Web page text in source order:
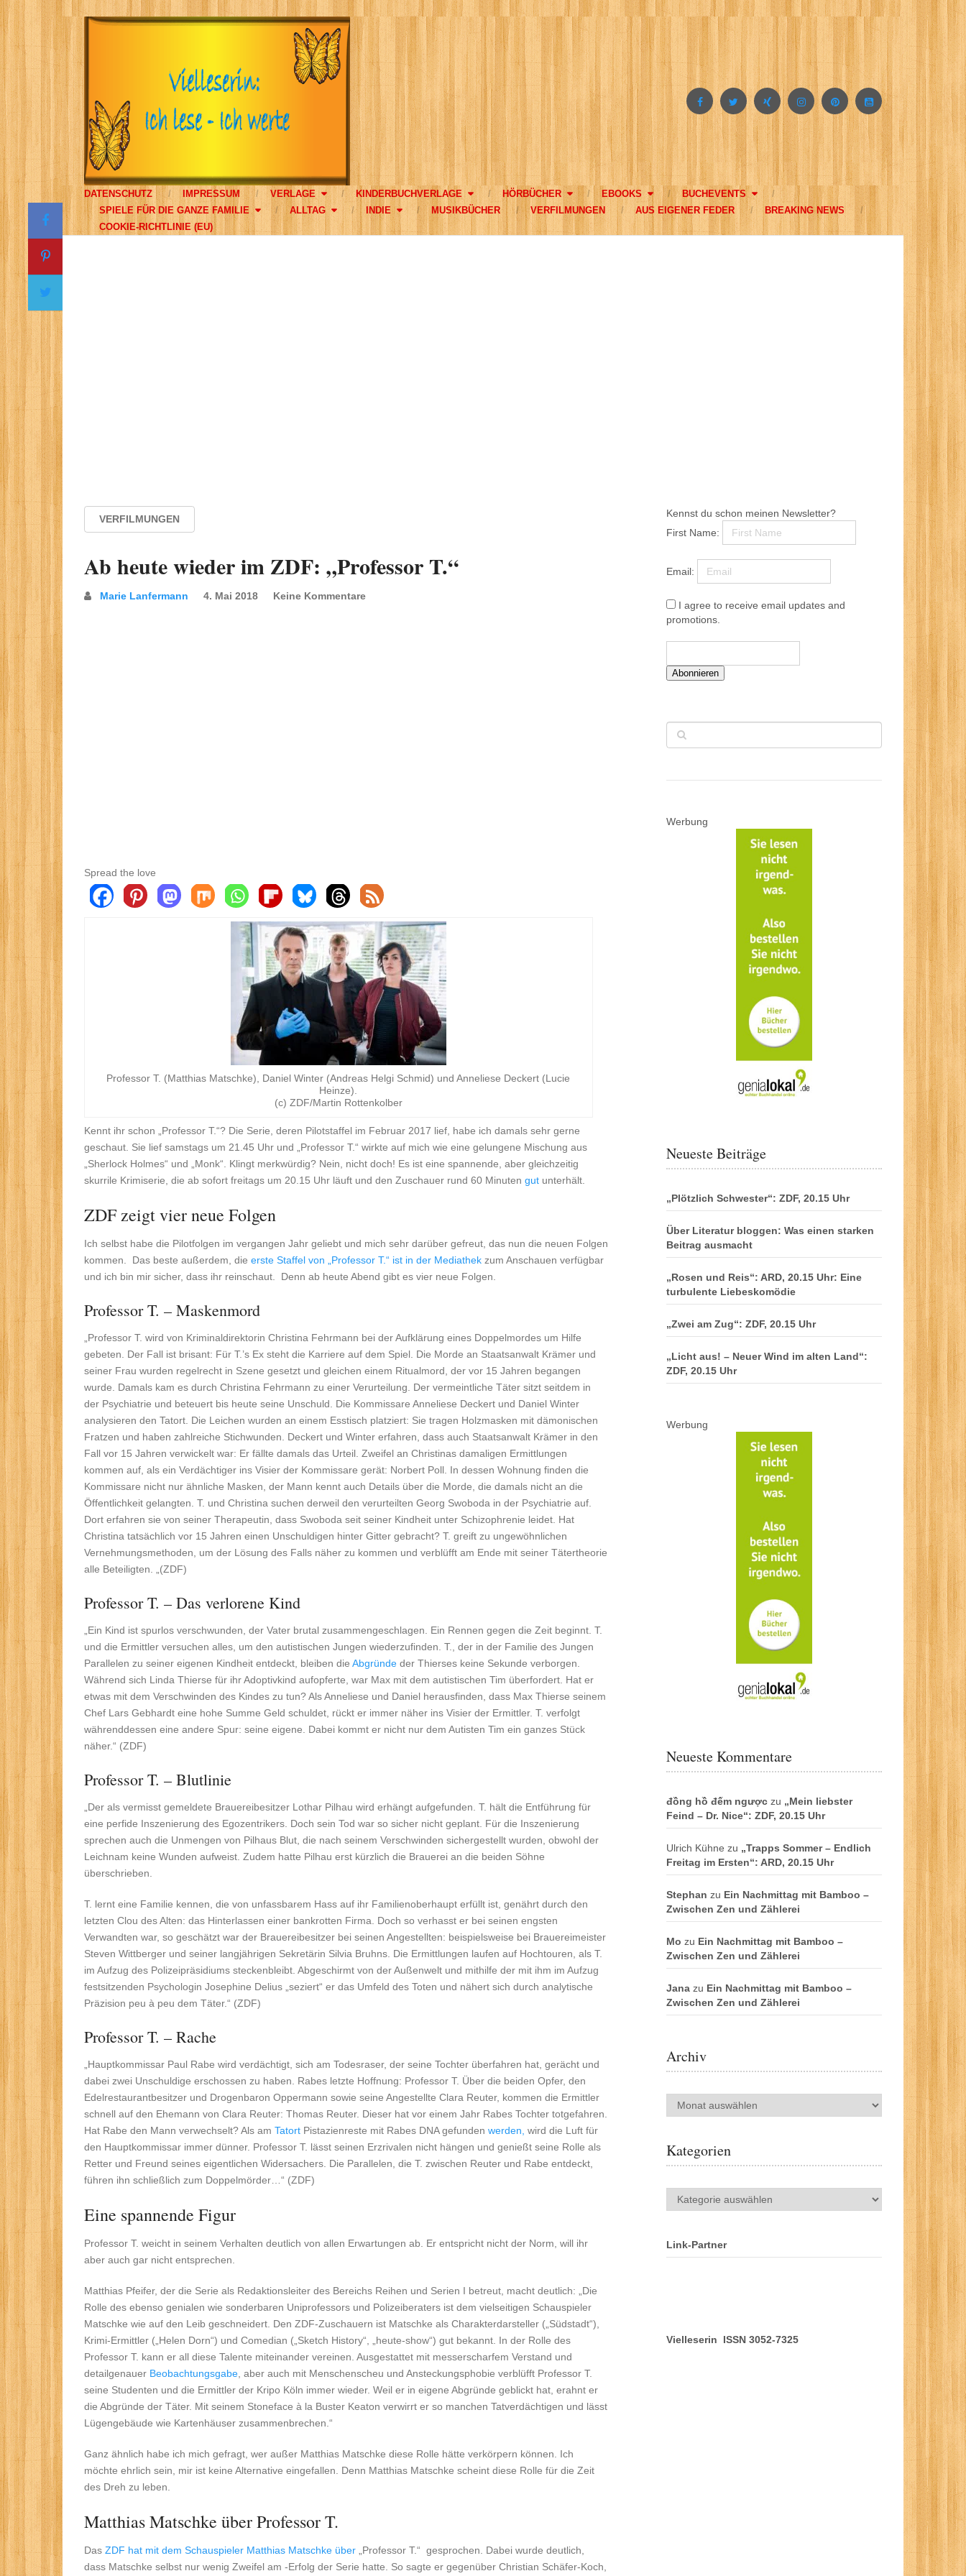
DATENSCHUTZ IMPRESSUM VERLAGE KINDERBUCHVERLAGE HÖRBÜCHER EBOOKS
BUCHEVENTS
SPIELE FÜR DIE GANZE FAMILIE
ALLTAG INDIE MUSIKBÜCHER VERFILMUNGEN AUS EIGENER FEDER
BREAKING NEWS
COOKIE-RICHTLINIE (EU)
VERFILMUNGEN
Ab heute wieder im ZDF: „Professor T.“
Marie Lanfermann 4. Mai 2018 Keine Kommentare
Spread the love
Professor T. (Matthias Matschke), Daniel Winter (Andreas Helgi Schmid) und Anneliese Deckert (Lucie
Heinze).
(c) ZDF/Martin Rottenkolber
Kennt ihr schon „Professor T.“? Die Serie, deren Pilotstaffel im Februar 2017 lief, habe ich damals sehr gerne
geschaut. Sie lief samstags um 21.45 Uhr und „Professor T.“ wirkte auf mich wie eine gelungene Mischung aus
„Sherlock Holmes“ und „Monk“. Klingt merkwürdig? Nein, nicht doch! Es ist eine spannende, aber gleichzeitig
skurrile Krimiserie, die ab sofort freitags um 20.15 Uhr läuft und den Zuschauer rund 60 Minuten gut unterhält.
ZDF zeigt vier neue Folgen
Ich selbst habe die Pilotfolgen im vergangen Jahr geliebt und mich sehr darüber gefreut, das nun die neuen Folgen
kommen. Das beste außerdem, die erste Staffel von „Professor T.“ ist in der Mediathek zum Anschauen verfügbar
und ich bin mir sicher, dass ihr reinschaut. Denn ab heute Abend gibt es vier neue Folgen.
Professor T. – Maskenmord
„Professor T. wird von Kriminaldirektorin Christina Fehrmann bei der Aufklärung eines Doppelmordes um Hilfe
gebeten. Der Fall ist brisant: Für T.’s Ex steht die Karriere auf dem Spiel. Die Morde an Staatsanwalt Krämer und
seiner Frau wurden regelrecht in Szene gesetzt und gleichen einem Ritualmord, der vor 15 Jahren begangen
wurde. Damals kam es durch Christina Fehrmann zu einer Verurteilung. Der vermeintliche Täter sitzt seitdem in
der Psychiatrie und beteuert bis heute seine Unschuld. Die Kommissare Anneliese Deckert und Daniel Winter
analysieren den Tatort. Die Leichen wurden an einem Esstisch platziert: Sie tragen Holzmasken mit dämonischen
Fratzen und haben zahlreiche Stichwunden. Deckert und Winter erfahren, dass auch Staatsanwalt Krämer in den
Fall vor 15 Jahren verwickelt war: Er fällte damals das Urteil. Zweifel an Christinas damaligen Ermittlungen
kommen auf, als ein Verdächtiger ins Visier der Kommissare gerät: Norbert Poll. In dessen Wohnung finden die
Kommissare nicht nur ähnliche Masken, der Mann kennt auch Details über die Morde, die damals nicht an die
Öffentlichkeit gelangten. T. und Christina suchen derweil den verurteilten Georg Swoboda in der Psychiatrie auf.
Dort erfahren sie von seiner Therapeutin, dass Swoboda seit seiner Kindheit unter Schizophrenie leidet. Hat
Christina tatsächlich vor 15 Jahren einen Unschuldigen hinter Gitter gebracht? T. greift zu ungewöhnlichen
Vernehmungsmethoden, um der Lösung des Falls näher zu kommen und verblüfft am Ende mit seiner Tätertheorie
alle Beteiligten. „(ZDF)
Professor T. – Das verlorene Kind
„Ein Kind ist spurlos verschwunden, der Vater brutal zusammengeschlagen. Ein Rennen gegen die Zeit beginnt. T.
und die Ermittler versuchen alles, um den autistischen Jungen wiederzufinden. T., der in der Familie des Jungen
Parallelen zu seiner eigenen Kindheit entdeckt, bleiben die Abgründe der Thierses keine Sekunde verborgen.
Während sich Linda Thierse für ihr Adoptivkind aufopferte, war Max mit dem autistischen Tim überfordert. Hat er
etwas mit dem Verschwinden des Kindes zu tun? Als Anneliese und Daniel herausfinden, dass Max Thierse seinem
Chef Lars Gebhardt eine hohe Summe Geld schuldet, rückt er immer näher ins Visier der Ermittler. T. verfolgt
währenddessen eine andere Spur: seine eigene. Dabei kommt er nicht nur dem Autisten Tim ein ganzes Stück
näher.“ (ZDF)
Professor T. – Blutlinie
„Der als vermisst gemeldete Brauereibesitzer Lothar Pilhau wird erhängt aufgefunden. T. hält die Entführung für
eine perfide Inszenierung des Egozentrikers. Doch sein Tod war so sicher nicht geplant. Für die Inszenierung
sprechen auch die Unmengen von Pilhaus Blut, die nach seinem Verschwinden sichergestellt wurden, obwohl der
Leichnam keine Wunden aufweist. Zudem hatte Pilhau erst kürzlich die Brauerei an die beiden Söhne
überschrieben.
T. lernt eine Familie kennen, die von unfassbarem Hass auf ihr Familienoberhaupt erfüllt ist, genährt durch den
letzten Clou des Alten: das Hinterlassen einer bankrotten Firma. Doch so verhasst er bei seinen engsten
Verwandten war, so geschätzt war der Brauereibesitzer bei seinen Angestellten: beispielsweise bei Brauereimeister
Steven Wittberger und seiner langjährigen Sekretärin Silvia Bruhns. Die Ermittlungen laufen auf Hochtouren, als T.
im Aufzug des Polizeipräsidiums steckenbleibt. Abgeschirmt von der Außenwelt und mithilfe der mit ihm im Aufzug
festsitzenden Psychologin Josephine Delius „seziert“ er das Umfeld des Toten und nähert sich durch analytische
Präzision peu à peu dem Täter.“ (ZDF)
Professor T. – Rache
„Hauptkommissar Paul Rabe wird verdächtigt, sich am Todesraser, der seine Tochter überfahren hat, gerächt und
dabei zwei Unschuldige erschossen zu haben. Rabes letzte Hoffnung: Professor T. Über die beiden Opfer, den
Edelrestaurantbesitzer und Drogenbaron Oppermann sowie seine Angestellte Clara Reuter, kommen die Ermittler
schnell auf den Ehemann von Clara Reuter: Thomas Reuter. Dieser hat vor einem Jahr Rabes Tochter totgefahren.
Hat Rabe den Mann verwechselt? Als am Tatort Pistazienreste mit Rabes DNA gefunden werden, wird die Luft für
den Hauptkommissar immer dünner. Professor T. lässt seinen Erzrivalen nicht hängen und genießt seine Rolle als
Retter und Freund seines eigentlichen Widersachers. Die Parallelen, die T. zwischen Reuter und Rabe entdeckt,
führen ihn schließlich zum Doppelmörder…“ (ZDF)
Eine spannende Figur
Professor T. weicht in seinem Verhalten deutlich von allen Erwartungen ab. Er entspricht nicht der Norm, will ihr
aber auch gar nicht entsprechen.
Matthias Pfeifer, der die Serie als Redaktionsleiter des Bereichs Reihen und Serien I betreut, macht deutlich: „Die
Rolle des ebenso genialen wie sonderbaren Uniprofessors und Polizeiberaters ist dem vielseitigen Schauspieler
Matschke wie auf den Leib geschneidert. Den ZDF-Zuschauern ist Matschke als Charakterdarsteller („Südstadt“),
Krimi-Ermittler („Helen Dorn“) und Comedian („Sketch History“, „heute-show“) gut bekannt. In der Rolle des
Professor T. kann er all diese Talente miteinander vereinen. Ausgestattet mit messerscharfem Verstand und
detailgenauer Beobachtungsgabe , aber auch mit Menschenscheu und Ansteckungsphobie verblüfft Professor T.
seine Studenten und die Ermittler der Kripo Köln immer wieder. Weil er in eigene Abgründe geblickt hat, erahnt er
die Abgründe der Täter. Mit seinem Stoneface à la Buster Keaton verwirrt er so manchen Tatverdächtigen und lässt
Lügengebäude wie Kartenhäuser zusammenbrechen.“
Ganz ähnlich habe ich mich gefragt, wer außer Matthias Matschke diese Rolle hätte verkörpern können. Ich
möchte ehrlich sein, mir ist keine Alternative eingefallen. Denn Matthias Matschke scheint diese Rolle für die Zeit
des Dreh zu leben.
Matthias Matschke über Professor T.
Das ZDF hat mit dem Schauspieler Matthias Matschke über „Professor T.“ gesprochen. Dabei wurde deutlich,
dass Matschke selbst nur wenig Zweifel am -Erfolg der Serie hatte. So sagte er gegenüber Christian Schäfer-Koch,
Kennst du schon meinen Newsletter?
First Name:
Email:
I agree to receive email updates and
promotions.
Abonnieren
Werbung
Neueste Beiträge
„Plötzlich Schwester“: ZDF, 20.15 Uhr
Über Literatur bloggen: Was einen starken
Beitrag ausmacht
„Rosen und Reis“: ARD, 20.15 Uhr: Eine
turbulente Liebeskomödie
„Zwei am Zug“: ZDF, 20.15 Uhr
„Licht aus! – Neuer Wind im alten Land“:
ZDF, 20.15 Uhr
Werbung
Neueste Kommentare
đồng hồ đếm ngược zu „Mein liebster
Feind – Dr. Nice“: ZDF, 20.15 Uhr
Ulrich Kühne zu „Trapps Sommer – Endlich
Freitag im Ersten“: ARD, 20.15 Uhr
Stephan zu Ein Nachmittag mit Bamboo –
Zwischen Zen und Zählerei
Mo zu Ein Nachmittag mit Bamboo –
Zwischen Zen und Zählerei
Jana zu Ein Nachmittag mit Bamboo –
Zwischen Zen und Zählerei
Archiv
Archiv
Kategorien
Kategorien
Link-Partner
Vielleserin ISSN 3052-7325